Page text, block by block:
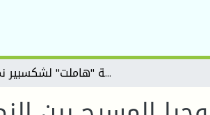
سيميولوجيا المسرح بين النص و العرض مسرحية "هاملت" لشكسبير نموذجا